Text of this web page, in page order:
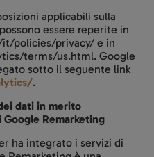
applicabili sulla
essere reperite in
policies/privacy/ e in
terms/us.html. Google
sotto il seguente link
.
dati in merito
Remarketing
ha integrato i servizi di